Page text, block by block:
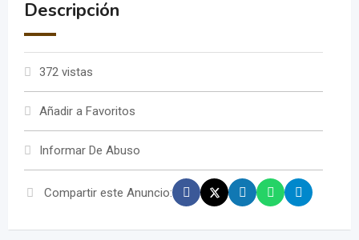
Descripción
372 vistas
Añadir a Favoritos
Informar De Abuso
Compartir este Anuncio: